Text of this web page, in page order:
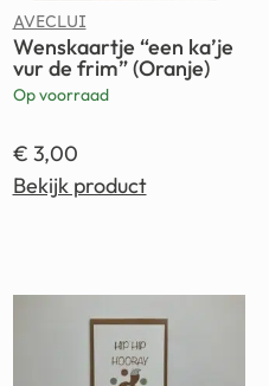
AVECLUI
Wenskaartje “een ka’je
vur de frim” (Oranje)
Op voorraad
€ 3,00
Bekijk product